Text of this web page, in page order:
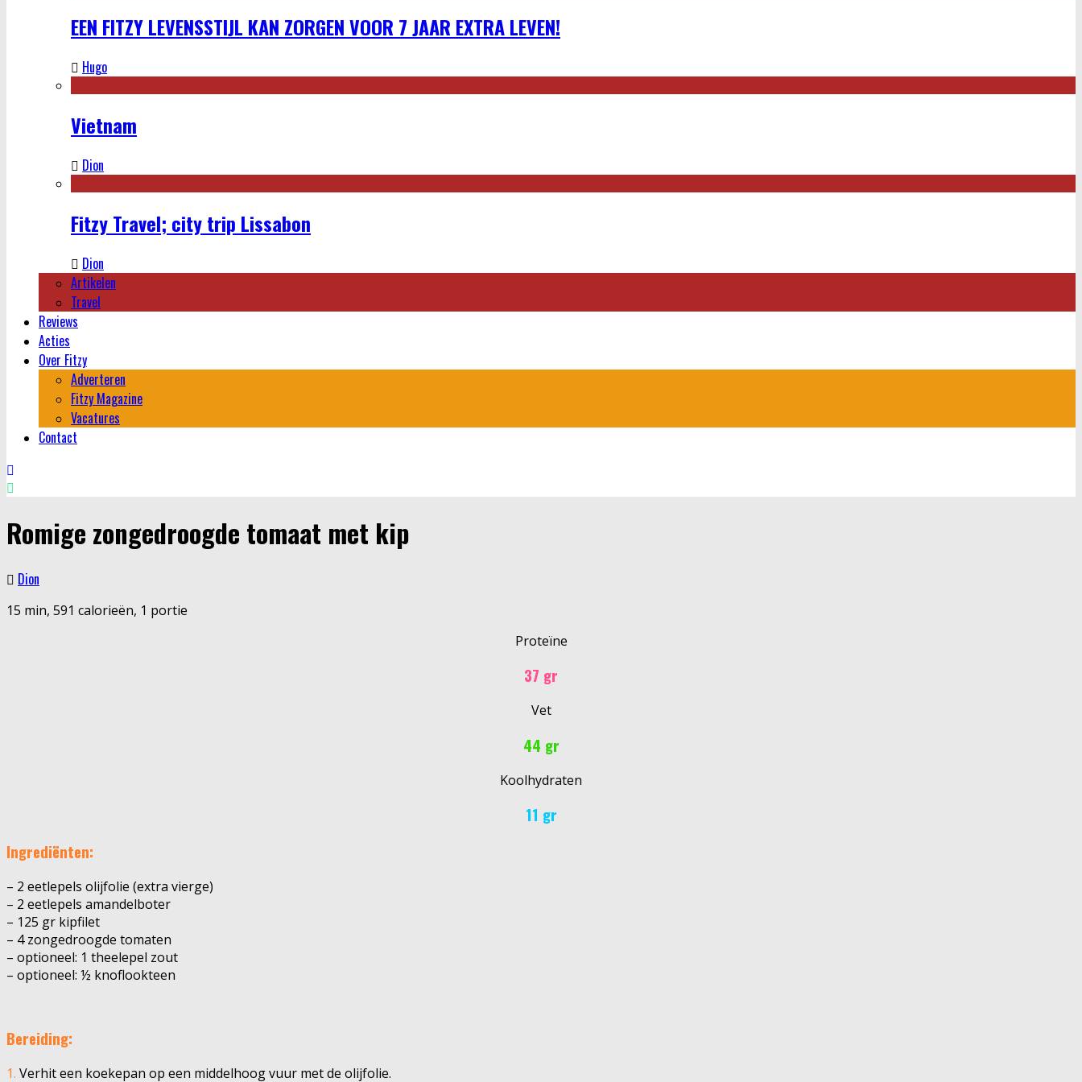
EEN FITZY LEVENSSTIJL KAN ZORGEN VOOR 7 JAAR EXTRA LEVEN!
Hugo
Vietnam
Dion
Fitzy Travel; city trip Lissabon
Dion
Artikelen
Travel
Reviews
Acties
Over Fitzy
Adverteren
Fitzy Magazine
Vacatures
Contact
Romige zongedroogde tomaat met kip
Dion
15 min, 591 calorieën, 1 portie
Proteïne
37 gr
Vet
44 gr
Koolhydraten
11 gr
Ingrediënten:
– 2 eetlepels olijfolie (extra vierge)
– 2 eetlepels amandelboter
– 125 gr kipfilet
– 4 zongedroogde tomaten
– optioneel: 1 theelepel zout
– optioneel: ½ knoflookteen
Bereiding:
1. Verhit een koekepan op een middelhoog vuur met de olijfolie.